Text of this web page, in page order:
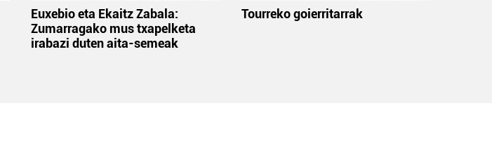
Euxebio eta Ekaitz Zabala:
Zumarragako mus txapelketa
irabazi duten aita-semeak
Tourreko goierritarrak